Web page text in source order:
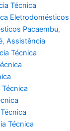
Técnica
Eletrodomésticos
Pacaembu,
, Assistência
Técnica
Técnica